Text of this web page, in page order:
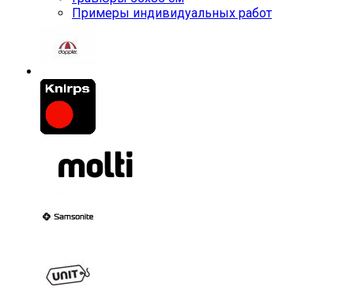
Примеры индивидуальных работ